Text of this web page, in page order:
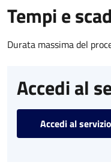
Tempi e
Durata massima del
Accedi al
Accedi al servizio